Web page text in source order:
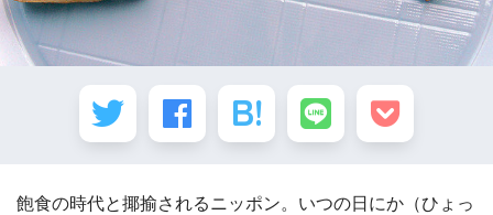
飽食の時代と揶揄されるニッポン。いつの日にか（ひょっ